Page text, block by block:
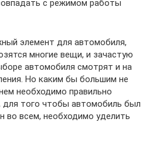
с режимом работы
элемент для автомобиля,
многие вещи, и зачастую
автомобиля смотрят и на
Но каким бы большим не
необходимо правильно
для того чтобы автомобиль был
во всем, необходимо уделить